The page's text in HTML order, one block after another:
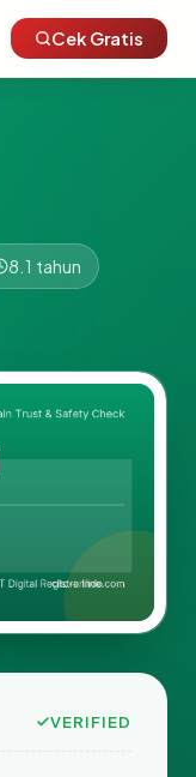
Cek Gratis
8.1 tahun
VERIFIED